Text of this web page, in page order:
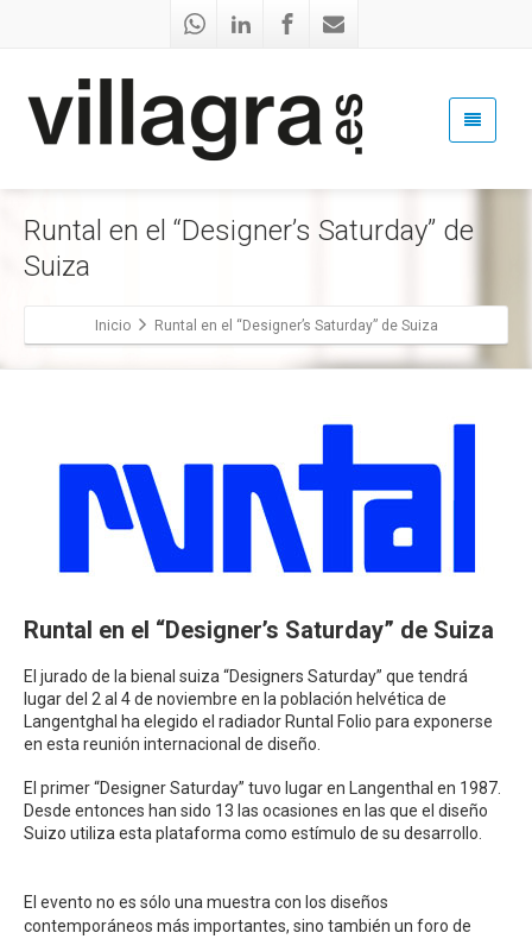
Runtal en el “Designer’s Saturday” de
Suiza
Inicio Runtal en el “Designer’s Saturday” de Suiza
Runtal en el “Designer’s Saturday” de Suiza
El jurado de la bienal suiza “Designers Saturday” que tendrá
lugar del 2 al 4 de noviembre en la población helvética de
Langentghal ha elegido el radiador Runtal Folio para exponerse
en esta reunión internacional de diseño.
El primer “Designer Saturday” tuvo lugar en Langenthal en 1987.
Desde entonces han sido 13 las ocasiones en las que el diseño
Suizo utiliza esta plataforma como estímulo de su desarrollo.
El evento no es sólo una muestra con los diseños
contemporáneos más importantes, sino también un foro de